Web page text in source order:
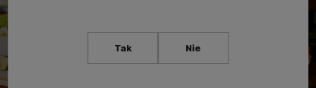
Tak Nie